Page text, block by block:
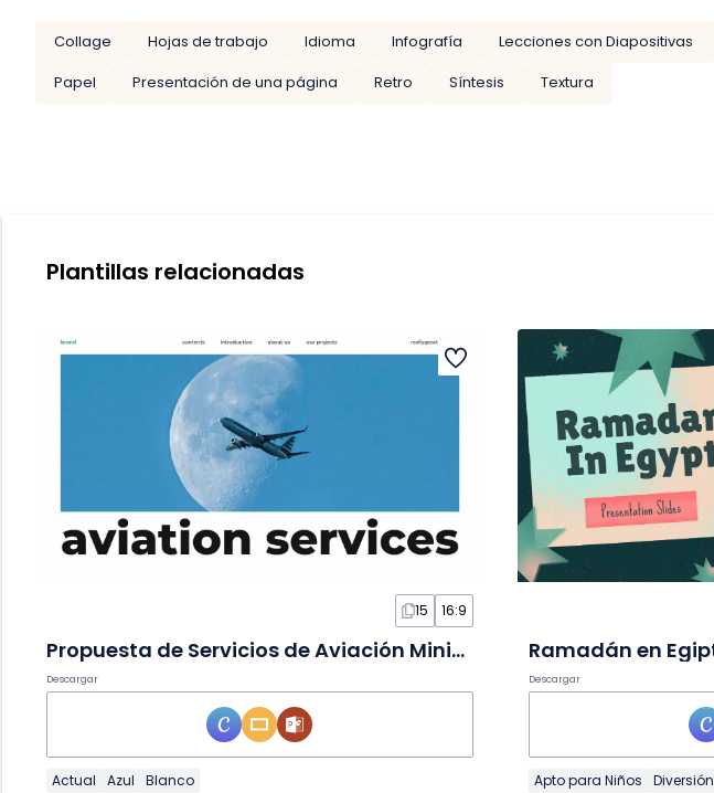
Collage Hojas de trabajo Idioma Infografía Lecciones con Diapositivas
Papel
Presentación de una página Retro Síntesis Textura
Plantillas relacionadas
15 16:9
Propuesta de Servicios de Aviación Minimalista en Diapositivas
Descargar
Actual Azul Blanco
Descargar
Apto para Niños Diversión